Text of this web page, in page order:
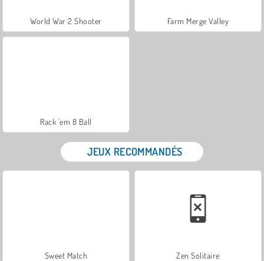
World War 2 Shooter Farm Merge Valley
Rack 'em 8 Ball
JEUX RECOMMANDÉS
Sweet Match Zen Solitaire